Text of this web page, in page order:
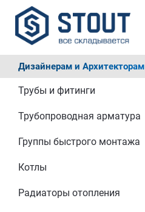
Дизайнерам и Архитекторам
Трубы и фитинги
Трубопроводная арматура
Группы быстрого монтажа
Котлы
Радиаторы отопления